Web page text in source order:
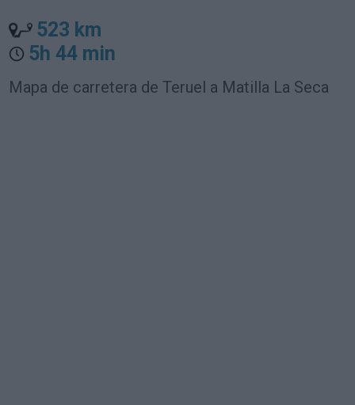
523 km
5h 44 min
Mapa de carretera de Teruel a Matilla La Seca